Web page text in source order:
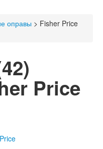
оправы > Fisher Price
Price